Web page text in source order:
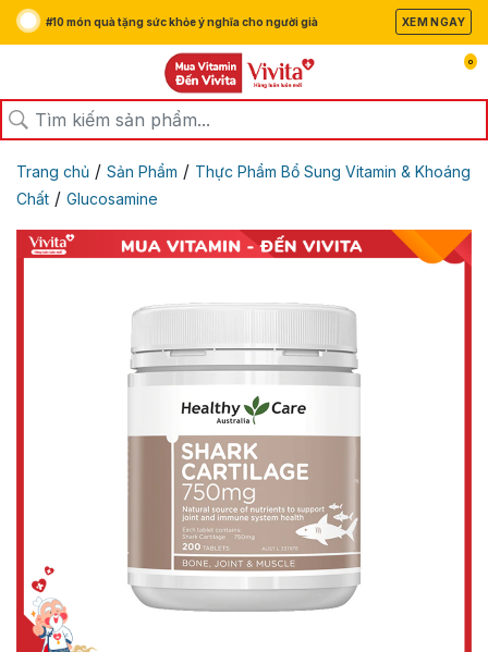
#10 món quà tặng sức khỏe ý nghĩa cho người già XEM NGAY
0
Trang chủ / Sản Phẩm / Thực Phẩm Bổ Sung Vitamin & Khoáng
Chất / Glucosamine